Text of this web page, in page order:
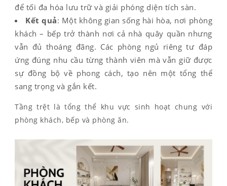
để tối đa hóa lưu trữ và giải phóng diện tích sàn.
Kết quả: Một không gian sống hài hòa, nơi phòng
khách – bếp trở thành nơi cả nhà quây quần nhưng
vẫn đủ thoáng đãng. Các phòng ngủ riêng tư đáp
ứng đúng nhu cầu từng thành viên mà vẫn giữ được
sự đồng bộ về phong cách, tạo nên một tổng thể
sang trọng và gắn kết.
Tầng trệt là tổng thể khu vực sinh hoạt chung với
phòng khách, bếp và phòng ăn.